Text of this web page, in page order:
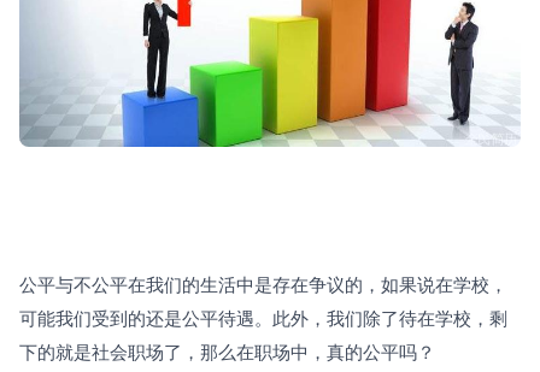
公平与不公平在我们的生活中是存在争议的，如果说在学校，
可能我们受到的还是公平待遇。此外，我们除了待在学校，剩
下的就是社会职场了，那么在职场中，真的公平吗？